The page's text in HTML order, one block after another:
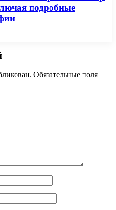
подробные
Обязательные поля